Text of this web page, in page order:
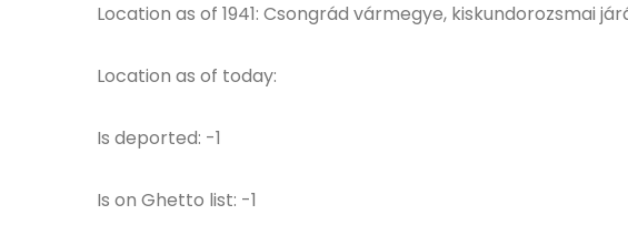
Location as of 1941: Csongrád vármegye, kiskundorozsmai
Location as of today:
Is deported: -1
Is on Ghetto list: -1